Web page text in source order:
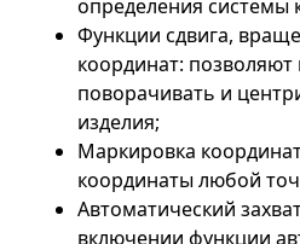
определения системы
Функции сдвига,
координат:
поворачивать и
изделия;
Маркировка
координаты любой
Автоматический
включении функции